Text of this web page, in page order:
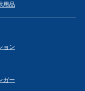
用品
ョン
ガー